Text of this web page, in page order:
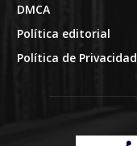
DMCA
Política editorial
Política de Privacidad